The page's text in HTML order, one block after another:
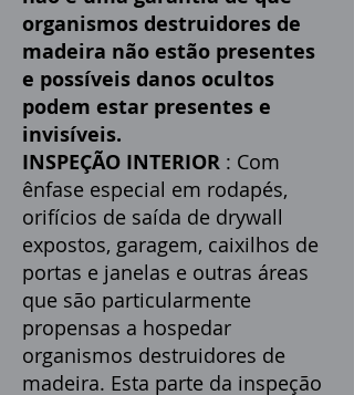
organismos destruidores de
madeira não estão presentes
e possíveis danos ocultos
podem estar presentes e
invisíveis.
INSPEÇÃO INTERIOR : Com
ênfase especial em rodapés,
orifícios de saída de drywall
expostos, garagem, caixilhos de
portas e janelas e outras áreas
que são particularmente
propensas a hospedar
organismos destruidores de
madeira. Esta parte da inspeção